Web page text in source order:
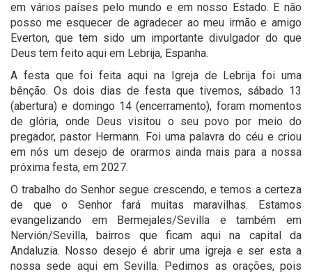
em vários países pelo mundo e em nosso Estado. E não
posso me esquecer de agradecer ao meu irmão e amigo
Everton, que tem sido um importante divulgador do que
Deus tem feito aqui em Lebrija, Espanha.
A festa que foi feita aqui na Igreja de Lebrija foi uma
bênção. Os dois dias de festa que tivemos, sábado 13
(abertura) e domingo 14 (encerramento), foram momentos
de glória, onde Deus visitou o seu povo por meio do
pregador, pastor Hermann. Foi uma palavra do céu e criou
em nós um desejo de orarmos ainda mais para a nossa
próxima festa, em 2027.
O trabalho do Senhor segue crescendo, e temos a certeza
de que o Senhor fará muitas maravilhas. Estamos
evangelizando em Bermejales/Sevilla e também em
Nervión/Sevilla, bairros que ficam aqui na capital da
Andaluzia. Nosso desejo é abrir uma igreja e ser esta a
nossa sede aqui em Sevilla. Pedimos as orações, pois